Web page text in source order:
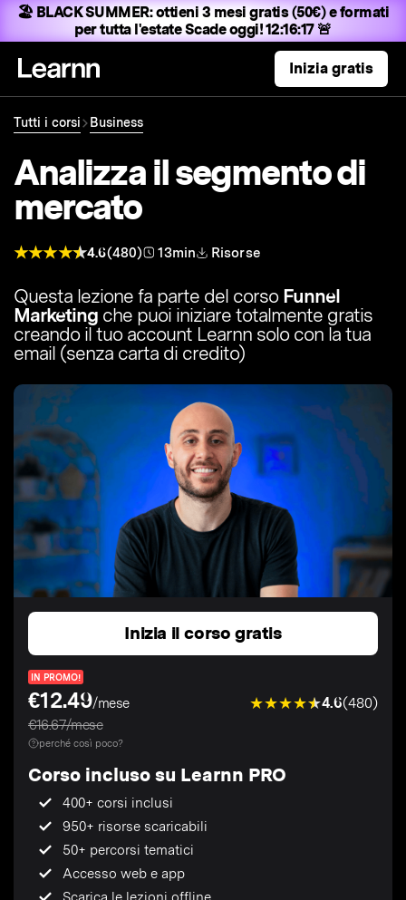
🏖️ BLACK SUMMER:ottieni 3 mesi gratis (50€) e formati
per tutta l'estateScade oggi! 12:16:16 🚨
Inizia gratis
Tutti i corsi Business
Analizza il segmento di
mercato
4.6(480) 13min Risorse
Questa lezione fa parte del corso Funnel
Marketing che puoi iniziare totalmente gratis
creando il tuo account Learnn solo con la tua
email (senza carta di credito)
Inizia il corso gratis
IN PROMO!
€12.49/mese
€16.67/mese
4.6(480)
perché così poco?
Corso incluso su Learnn PRO
400+ corsi inclusi
950+ risorse scaricabili
50+ percorsi tematici
Accesso web e app